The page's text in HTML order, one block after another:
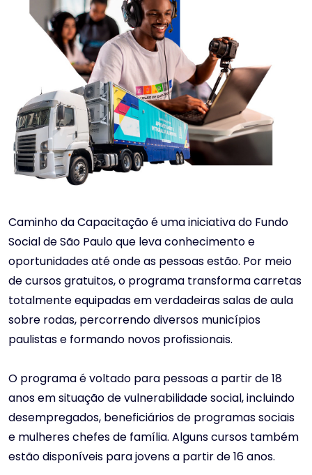
Caminho da Capacitação é uma iniciativa do Fundo
Social de São Paulo que leva conhecimento e
oportunidades até onde as pessoas estão. Por meio
de cursos gratuitos, o programa transforma carretas
totalmente equipadas em verdadeiras salas de aula
sobre rodas, percorrendo diversos municípios
paulistas e formando novos profissionais.
O programa é voltado para pessoas a partir de 18
anos em situação de vulnerabilidade social, incluindo
desempregados, beneficiários de programas sociais
e mulheres chefes de família. Alguns cursos também
estão disponíveis para jovens a partir de 16 anos.